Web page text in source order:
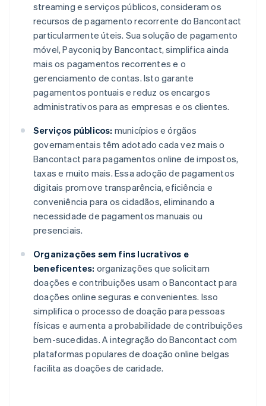
streaming e serviços públicos, consideram os
recursos de pagamento recorrente do Bancontact
particularmente úteis. Sua solução de pagamento
móvel, Payconiq by Bancontact, simplifica ainda
mais os pagamentos recorrentes e o
gerenciamento de contas. Isto garante
pagamentos pontuais e reduz os encargos
administrativos para as empresas e os clientes.
Serviços públicos: municípios e órgãos
governamentais têm adotado cada vez mais o
Bancontact para pagamentos online de impostos,
taxas e muito mais. Essa adoção de pagamentos
digitais promove transparência, eficiência e
conveniência para os cidadãos, eliminando a
necessidade de pagamentos manuais ou
presenciais.
Organizações sem fins lucrativos e
beneficentes: organizações que solicitam
doações e contribuições usam o Bancontact para
doações online seguras e convenientes. Isso
simplifica o processo de doação para pessoas
físicas e aumenta a probabilidade de contribuições
bem-sucedidas. A integração do Bancontact com
plataformas populares de doação online belgas
facilita as doações de caridade.